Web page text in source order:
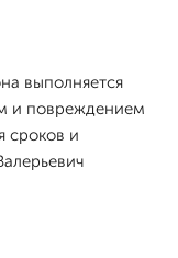
выполняется
и повреждением
сроков и